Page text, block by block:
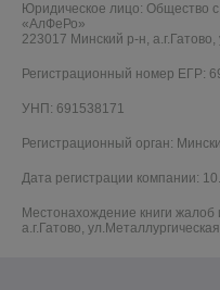
Юридическое лицо: Общество с
«АлФеРо»
223017 Минский р-н,
Регистрационный номер ЕГР:
УНП: 691538171
Регистрационный орган:
Дата регистрации компании:
Местонахождение книги
а.г.Гатово,